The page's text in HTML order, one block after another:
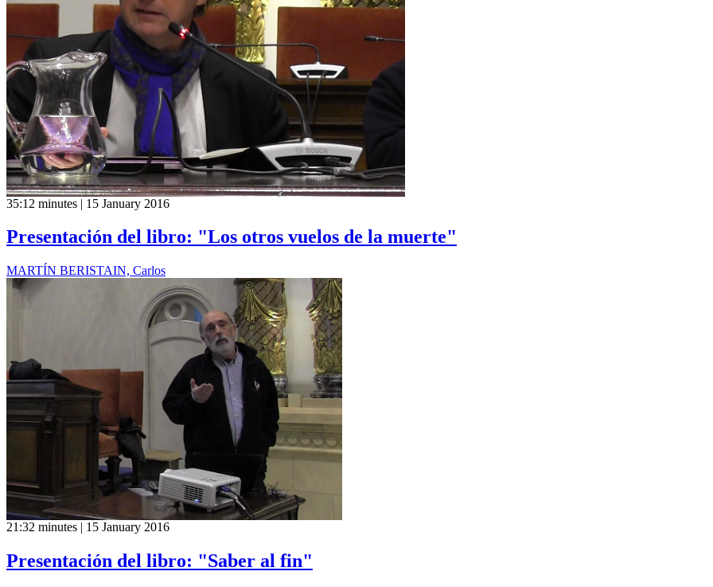
35:12 minutes | 15 January 2016
Presentación del libro: "Los otros vuelos de la muerte"
MARTÍN BERISTAIN, Carlos
21:32 minutes | 15 January 2016
Presentación del libro: "Saber al fin"